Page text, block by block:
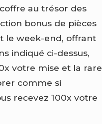
au trésor des
bonus de pièces
le week-end, offrant
indiqué ci-dessus,
votre mise et la rare
comme si
recevez 100x votre